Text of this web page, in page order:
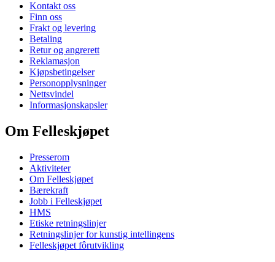
Kontakt oss
Finn oss
Frakt og levering
Betaling
Retur og angrerett
Reklamasjon
Kjøpsbetingelser
Personopplysninger
Nettsvindel
Informasjonskapsler
Om Felleskjøpet
Presserom
Aktiviteter
Om Felleskjøpet
Bærekraft
Jobb i Felleskjøpet
HMS
Etiske retningslinjer
Retningslinjer for kunstig intellingens
Felleskjøpet fôrutvikling